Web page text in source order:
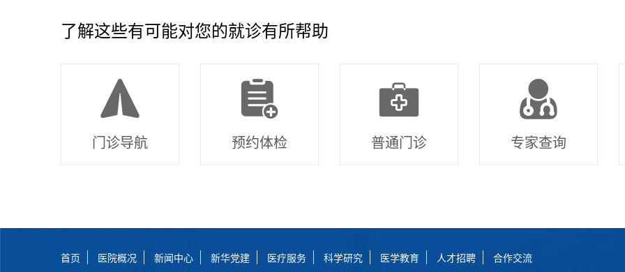
了解这些有可能对您的就诊有所帮助
门诊导航 预约体检 普通门诊 专家查询
首页 医院概况 新闻中心 新华党建 医疗服务 科学研究 医学教育 人才招聘 合作交流